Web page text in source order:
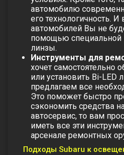
автомобилю
его технологичность. И
автомобилей Вы не
помощью специальной
линзы.
Инструменты для
хочет самостоятельно
или установить Bi-LED
предлагаем все
Это поможет быстро
сэкономить средства
автосервис, то вам
иметь все эти
арсенале ремонтных
Подходы Subaru к